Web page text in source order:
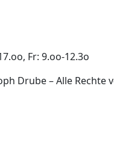
Fr: 9.oo-12.3o
Drube – Alle Rechte